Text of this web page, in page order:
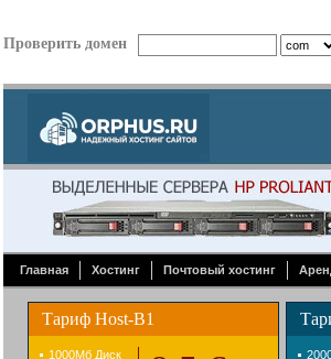
Проверить домен
Главная Хостинг Почтовый хостинг
Тариф Host-B1
1000Mб Диск